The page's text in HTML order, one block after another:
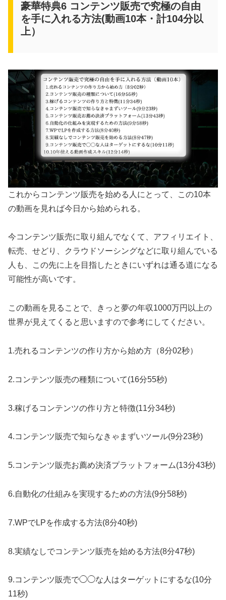
豪華特典6 コンテンツ販売で究極の自由
を手に入れる方法(動画10本・計104分以
上）
これからコンテンツ販売を始める人にとって、この10本
の動画を見れば今日から始められる。
今コンテンツ販売に取り組んでなくて、アフィリエイト、
転売、せどり、クラウドソーシングなどに取り組んでいる
人も、この先に上を目指したときにいずれは通る道になる
可能性が高いです。
この動画を見ることで、きっと夢の年収1000万円以上の
世界が見えてくると思いますので参考にしてください。
1.売れるコンテンツの作り方から始め方（8分02秒）
2.コンテンツ販売の種類について(16分55秒)
3.稼げるコンテンツの作り方と特徴(11分34秒)
4.コンテンツ販売で知らなきゃまずいツール(9分23秒)
5.コンテンツ販売お薦め決済プラットフォーム(13分43秒)
6.自動化の仕組みを実現するための方法(9分58秒)
7.WPでLPを作成する方法(8分40秒)
8.実績なしでコンテンツ販売を始める方法(8分47秒)
9.コンテンツ販売で◯◯な人はターゲットにするな(10分
11秒)